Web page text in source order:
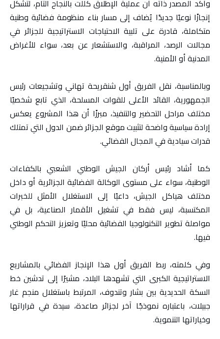
وأكد المصدر ذاته أن عملية الإطلاق كللت بالنجاح التام، لتشكل
إنجازًا نوعيًا جديدًا يُضاف إلى مسار بناء منظومة فضائية وطنية
متكاملة، قادرة على تلبية الاحتياجات الاستراتيجية للجزائر في
مجالات الرصد، المراقبة، والاستشعار عن بعد، سواء للأغراض
المدنية أو الأمنية.
وبالمناسبة، نقل الفريق أول شنقريحة تهاني وتشجيعات رئيس
الجمهورية، القائد الأعلى للقوات المسلحة، الذي تابع شخصيًا
مختلف مراحل التحضير والتنفيذ، مبرزًا أن هذا المشروع يعكس
إرادة سياسية واضحة لتثبيت موقع الجزائر ضمن الدول التي تمتلك
قدرات سيادية في المجال الفضائي.
كما أشاد رئيس أركان الجيش الوطني الشعبي بالكفاءات
الوطنية، سواء على مستوى الوكالة الفضائية الجزائرية أو داخل
مختلف هياكل الجيش، داعيًا إلى الاستغلال الأمثل للخبرات
المكتسبة، ليس فقط في تشغيل الأقمار الصناعية، بل في
مواصلة تطوير التكنولوجيا الفضائية محليًا وتعزيز التحكم الوطني
فيها.
وفي كلمته، ربط الفريق أول هذا الإنجاز الفضائي بالمشاريع
الاستراتيجية الكبرى التي تشهدها البلاد، مشيرًا إلى تدشين خط
السكة الحديدية بين بشار وتندوف، المرتبط باستغلال منجم غار
جبيلات، باعتباره نموذجًا آخر لجزائر صاعدة، سيدة في قراراتها
وخياراتها التنموية.